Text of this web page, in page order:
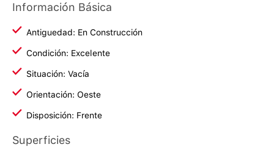
Información Básica
Antiguedad: En Construcción
Condición: Excelente
Situación: Vacía
Orientación: Oeste
Disposición: Frente
Superficies